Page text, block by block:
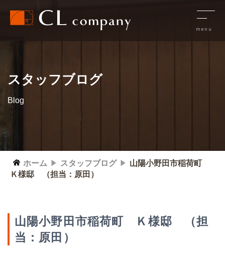
スタッフブログ
Blog
ホーム スタッフブログ
山陽小野田市稲荷町
Ｋ様邸 （担当：原田）
山陽小野田市稲荷町 Ｋ様邸 （担
当：原田）